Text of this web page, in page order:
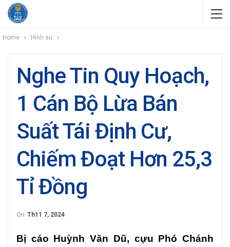
Home Hình sự
Nghe Tin Quy Hoạch,
1 Cán Bộ Lừa Bán
Suất Tái Định Cư,
Chiếm Đoạt Hơn 25,3
Tỉ Đồng
On Th11 7, 2024
Bị cáo Huỳnh Văn Dũ, cựu Phó Chánh